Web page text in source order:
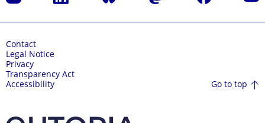
Contact
Legal Notice
Privacy
Transparency Act
Accessibility
Go to top